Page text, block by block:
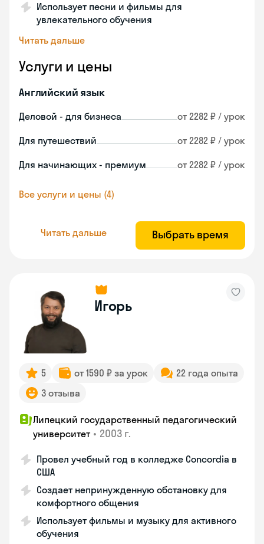
Использует песни и фильмы для
увлекательного обучения
Читать дальше
Услуги и цены
Английский язык
Деловой - для бизнеса от 2282 ₽ / урок
Для путешествий от 2282 ₽ / урок
Для начинающих - премиум от 2282 ₽ / урок
Все услуги и цены (4)
Читать дальше Выбрать время
Игорь
5 от 1590 ₽ за урок
22 года опыта
3 отзыва
Липецкий государственный педагогический
университет • 2003 г.
Провел учебный год в колледже Concordia в
США
Создает непринужденную обстановку для
комфортного общения
Использует фильмы и музыку для активного
обучения